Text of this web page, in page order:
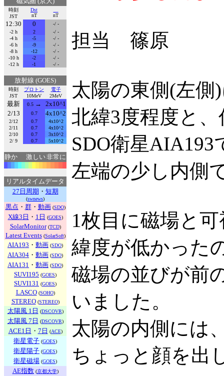
時刻
JST
Dst
nT
nT
12:30 0
-/ -
-2 h
2
-/ -
-4 h
-5
-/ -
-6 h
-9
-/ -
-8 h
-12
-/ -
-10 h
-2
-/ -
-12 h
-1 -/ -
放射線 (GOES)
時刻
JST
プロトン
10MeV
電子
2MeV
最新 0.5→
2x10^1
2/13
0.7 4x10^2
2/12 0.7
4x10^2
2/11
0.7
4x10^2
2/10
0.7
3x10^2
2/ 9
0.7 5x10^2
静か 激しい非常に
リアルタイムデータ
27日周期 ・ 短期
(swnews)
黒点 ・ 群・ 動画 (SDO)
X線3日 ・ 1日 (GOES)
SolarMonitor(TCD)
Latest Events(SolarSoft)
AIA193 ・ 動画 (SDO)
AIA304 ・ 動画 (SDO)
AIA131 ・ 動画 (SDO)
SUVI195 (GOES)
SUVI131 (GOES)
LASCO(SOHO)
STEREO(STEREO)
太陽風 1日 (DSCOVR)
太陽風 7日 (DSCOVR)
ACE1日 ・ 7日 (ACE)
衛星電子 (GOES)
衛星陽子 (GOES)
衛星磁場 (GOES)
AE指数(京都大学)
担当 篠原
太陽の東側(左
北緯3度程度と
SDO衛星AIA193
左端の少し内側
1枚目に磁場と
緯度が低かった
磁場の並びが前
いました。
太陽の内側には
ちょっと顔を出